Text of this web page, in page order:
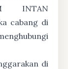
INTAN
cabang di
di